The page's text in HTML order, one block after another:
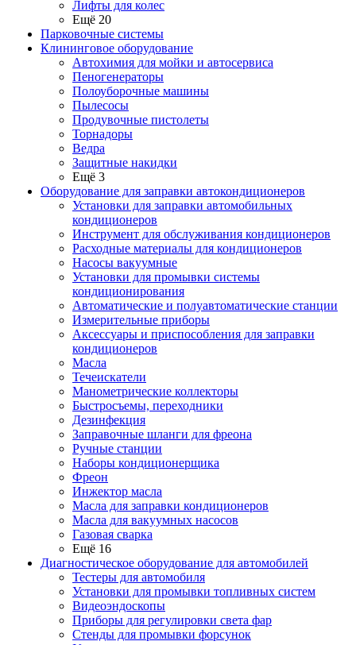
Лифты для колес
Ещё 20
Парковочные системы
Клининговое оборудование
Автохимия для мойки и автосервиса
Пеногенераторы
Полоуборочные машины
Пылесосы
Продувочные пистолеты
Торнадоры
Ведра
Защитные накидки
Ещё 3
Оборудование для заправки автокондиционеров
Установки для заправки автомобильных
кондиционеров
Инструмент для обслуживания кондиционеров
Расходные материалы для кондиционеров
Насосы вакуумные
Установки для промывки системы
кондиционирования
Автоматические и полуавтоматические станции
Измерительные приборы
Аксессуары и приспособления для заправки
кондиционеров
Масла
Течеискатели
Манометрические коллекторы
Быстросъемы, переходники
Дезинфекция
Заправочные шланги для фреона
Ручные станции
Наборы кондиционерщика
Фреон
Инжектор масла
Масла для заправки кондиционеров
Масла для вакуумных насосов
Газовая сварка
Ещё 16
Диагностическое оборудование для автомобилей
Тестеры для автомобиля
Установки для промывки топливных систем
Видеоэндоскопы
Приборы для регулировки света фар
Стенды для промывки форсунок